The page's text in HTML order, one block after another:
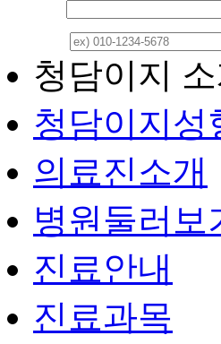
청담이지 소
청담이지성
의료진소개
병원둘러보
진료안내
진료과목